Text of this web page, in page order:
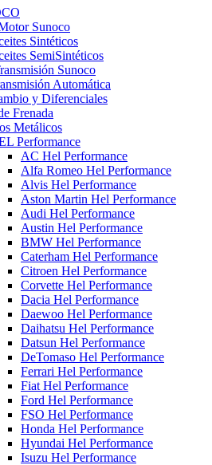
Sunoco
Sintéticos
SemiSintéticos
Sunoco
Automática
y Diferenciales
Frenada
Metálicos
Performance
AC Hel Performance
Alfa Romeo Hel Performance
Alvis Hel Performance
Aston Martin Hel Performance
Audi Hel Performance
Austin Hel Performance
BMW Hel Performance
Caterham Hel Performance
Citroen Hel Performance
Corvette Hel Performance
Dacia Hel Performance
Daewoo Hel Performance
Daihatsu Hel Performance
Datsun Hel Performance
DeTomaso Hel Performance
Ferrari Hel Performance
Fiat Hel Performance
Ford Hel Performance
FSO Hel Performance
Honda Hel Performance
Hyundai Hel Performance
Isuzu Hel Performance